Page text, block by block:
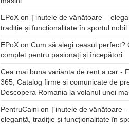
EPoX on Ținutele de vânătoare –
tradiție și funcționalitate în sportul nobil
EPoX on Cum să alegi ceasul perfect?
complet pentru pasionați și începători
Cea mai buna varianta de rent a car -
365, Catalog firme si comunicate de
Descopera Romania la volanul unei
PentruCaini on Ținutele de vânătoare –
eleganță, tradiție și funcționalitate în